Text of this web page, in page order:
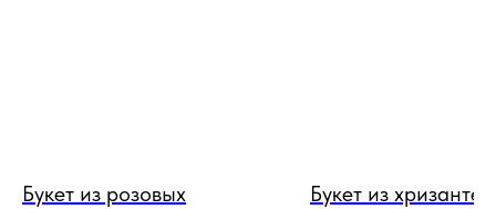
Букет из розовых
Букет из